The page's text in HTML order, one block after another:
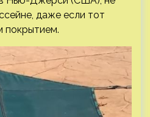
даже если тот
покрытием.